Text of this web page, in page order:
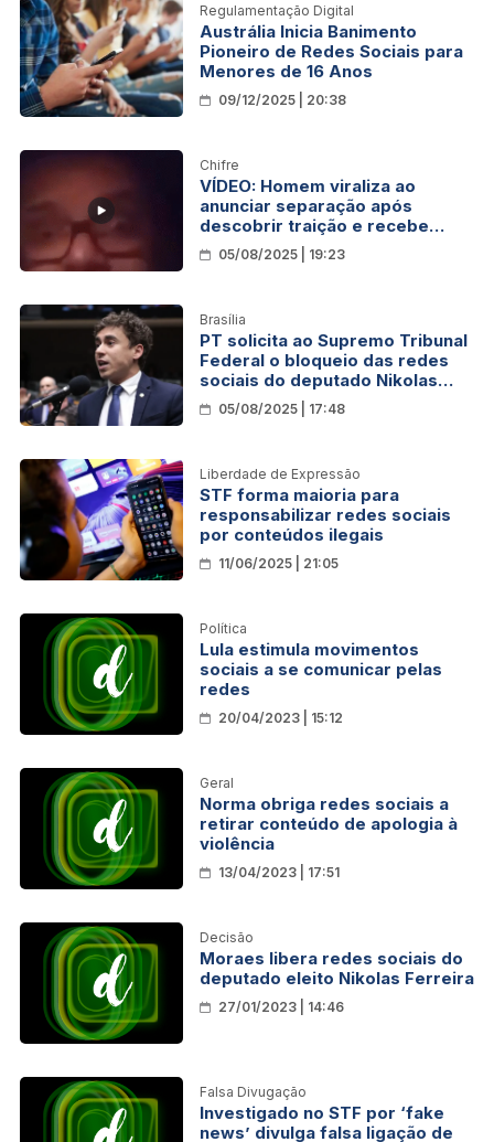
Regulamentação Digital
Austrália Inicia Banimento
Pioneiro de Redes Sociais para
Menores de 16 Anos
09/12/2025 | 20:38
Chifre
VÍDEO: Homem viraliza ao
anunciar separação após
descobrir traição e recebe
apoio nas redes sociais
05/08/2025 | 19:23
Brasília
PT solicita ao Supremo Tribunal
Federal o bloqueio das redes
sociais do deputado Nikolas
Ferreira por disseminação de
notícias falsas e ataques
05/08/2025 | 17:48
Liberdade de Expressão
STF forma maioria para
responsabilizar redes sociais
por conteúdos ilegais
11/06/2025 | 21:05
Política
Lula estimula movimentos
sociais a se comunicar pelas
redes
20/04/2023 | 15:12
Geral
Norma obriga redes sociais a
retirar conteúdo de apologia à
violência
13/04/2023 | 17:51
Decisão
Moraes libera redes sociais do
deputado eleito Nikolas Ferreira
27/01/2023 | 14:46
Falsa Divugação
Investigado no STF por ‘fake
news’ divulga falsa ligação de